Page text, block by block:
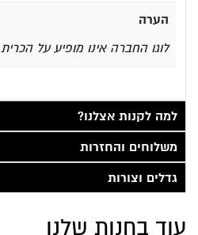
הערה
לוגו החברה אינו מופיע על הכרית
למה לקנות אצלנו?
משלוחים והחזרות
גדלים וצורות
עוד בחנות שלנו